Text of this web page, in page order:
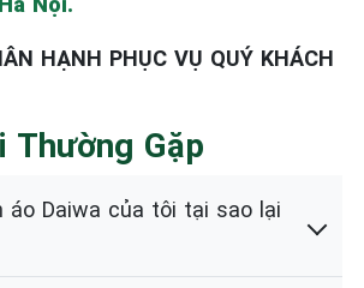
PHỤC VỤ QUÝ KHÁCH
Thường Gặp
áo Daiwa của tôi tại sao lại